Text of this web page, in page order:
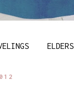
ELDERS